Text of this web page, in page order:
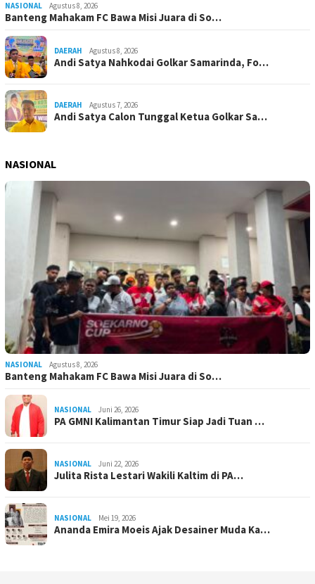
NASIONAL Agustus 8, 2026
Banteng Mahakam FC Bawa Misi Juara di So…
DAERAH Agustus 8, 2026
Andi Satya Nahkodai Golkar Samarinda, Fo…
DAERAH Agustus 7, 2026
Andi Satya Calon Tunggal Ketua Golkar Sa…
NASIONAL
NASIONAL Agustus 8, 2026
Banteng Mahakam FC Bawa Misi Juara di So…
NASIONAL Juni 26, 2026
PA GMNI Kalimantan Timur Siap Jadi Tuan …
NASIONAL Juni 22, 2026
Julita Rista Lestari Wakili Kaltim di PA…
NASIONAL Mei 19, 2026
Ananda Emira Moeis Ajak Desainer Muda Ka…